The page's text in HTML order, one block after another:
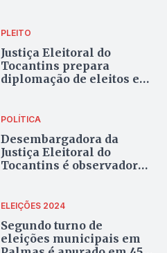
PLEITO
Justiça Eleitoral do
Tocantins prepara
diplomação de eleitos e
POLÍTICA
Desembargadora da
Justiça Eleitoral do
Tocantins é observadora
Washington
ELEIÇÕES 2024
Segundo turno de
eleições municipais em